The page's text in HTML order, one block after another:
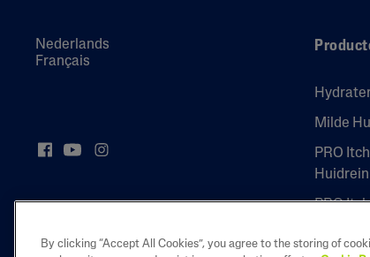
Nederlands
Français
Milde
PRO
PRO
By clicking “Accept All Cookies”, you agree to the storing of